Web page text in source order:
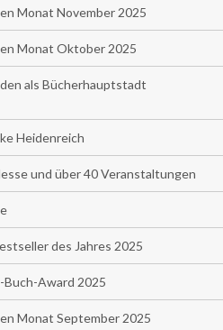
Monat November 2025
Monat Oktober 2025
als Bücherhauptstadt
Heidenreich
und über 40 Veranstaltungen
des Jahres 2025
Award 2025
Monat September 2025